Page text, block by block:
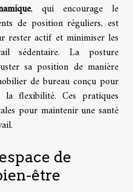
, qui encourage le
de position réguliers, est
rester actif et minimiser les
sédentaire. La posture
sa position de manière
de bureau conçu pour
flexibilité. Ces pratiques
pour maintenir une santé
de
être